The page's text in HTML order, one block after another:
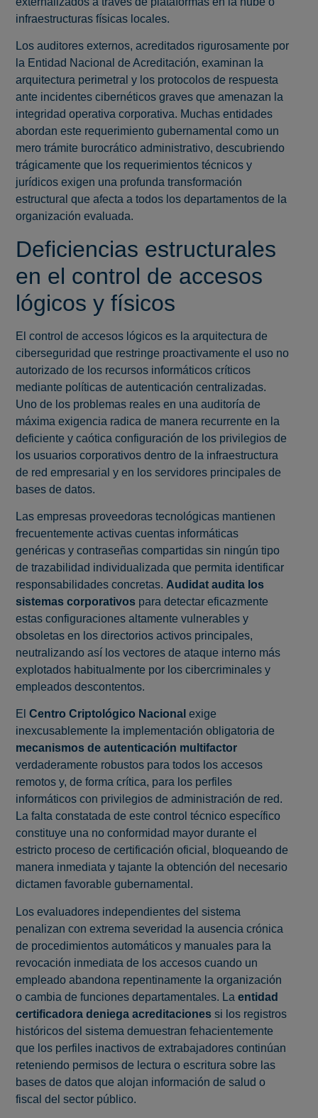
infraestructuras físicas locales.
Los auditores externos, acreditados rigurosamente por
la Entidad Nacional de Acreditación, examinan la
arquitectura perimetral y los protocolos de respuesta
ante incidentes cibernéticos graves que amenazan la
integridad operativa corporativa. Muchas entidades
abordan este requerimiento gubernamental como un
mero trámite burocrático administrativo, descubriendo
trágicamente que los requerimientos técnicos y
jurídicos exigen una profunda transformación
estructural que afecta a todos los departamentos de la
organización evaluada.
Deficiencias estructurales
en el control de accesos
lógicos y físicos
El control de accesos lógicos es la arquitectura de
ciberseguridad que restringe proactivamente el uso no
autorizado de los recursos informáticos críticos
mediante políticas de autenticación centralizadas.
Uno de los problemas reales en una auditoría de
máxima exigencia radica de manera recurrente en la
deficiente y caótica configuración de los privilegios de
los usuarios corporativos dentro de la infraestructura
de red empresarial y en los servidores principales de
bases de datos.
Las empresas proveedoras tecnológicas mantienen
frecuentemente activas cuentas informáticas
genéricas y contraseñas compartidas sin ningún tipo
de trazabilidad individualizada que permita identificar
responsabilidades concretas. Audidat audita los
sistemas corporativos para detectar eficazmente
estas configuraciones altamente vulnerables y
obsoletas en los directorios activos principales,
neutralizando así los vectores de ataque interno más
explotados habitualmente por los cibercriminales y
empleados descontentos.
El Centro Criptológico Nacional exige
inexcusablemente la implementación obligatoria de
mecanismos de autenticación multifactor
verdaderamente robustos para todos los accesos
remotos y, de forma crítica, para los perfiles
informáticos con privilegios de administración de red.
La falta constatada de este control técnico específico
constituye una no conformidad mayor durante el
estricto proceso de certificación oficial, bloqueando de
manera inmediata y tajante la obtención del necesario
dictamen favorable gubernamental.
Los evaluadores independientes del sistema
penalizan con extrema severidad la ausencia crónica
de procedimientos automáticos y manuales para la
revocación inmediata de los accesos cuando un
empleado abandona repentinamente la organización
o cambia de funciones departamentales. La entidad
certificadora deniega acreditaciones si los registros
históricos del sistema demuestran fehacientemente
que los perfiles inactivos de extrabajadores continúan
reteniendo permisos de lectura o escritura sobre las
bases de datos que alojan información de salud o
fiscal del sector público.